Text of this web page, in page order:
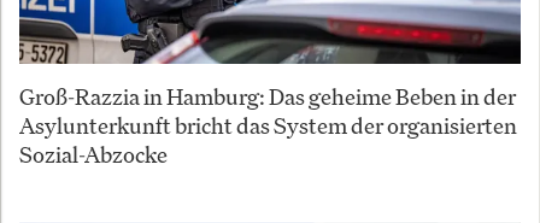
Groß-Razzia in Hamburg: Das geheime Beben in der
Asylunterkunft bricht das System der organisierten
Sozial-Abzocke